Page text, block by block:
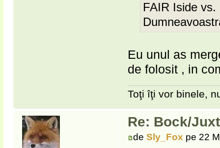
FAIR Iside
Eu unul as
de folosit , in
Toţi îţi vor binele,
Re: Bock/
deSly_Fox pe 22